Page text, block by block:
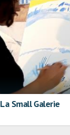
La Small Galerie